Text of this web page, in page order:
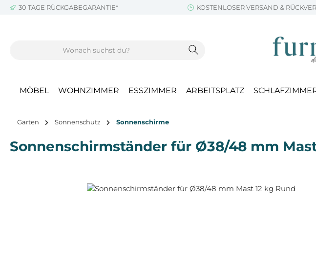
Hauptinhalt springen
Zur Suche springen
Zur Hauptnavigation springen
30 TAGE RÜCKGABEGARANTIE* KOSTENLOSER VERSAND &
MÖBEL WOHNZIMMER ESSZIMMER ARBEITSPLATZ
Garten Sonnenschutz Sonnenschirme
Sonnenschirmständer für Ø38/48 mm
Bildergalerie überspringen